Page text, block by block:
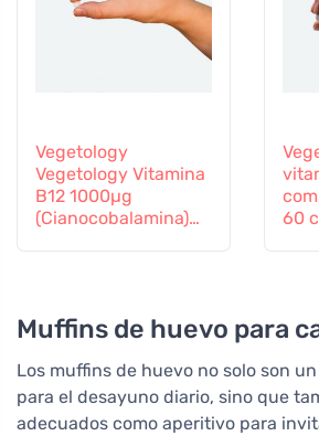
Vegetology
Vegetology Vitamina
B12 1000µg
(Cianocobalamina)
60
Muffins de huevo para
Los muffins de huevo no solo son
para el desayuno diario, sino que
adecuados como aperitivo para